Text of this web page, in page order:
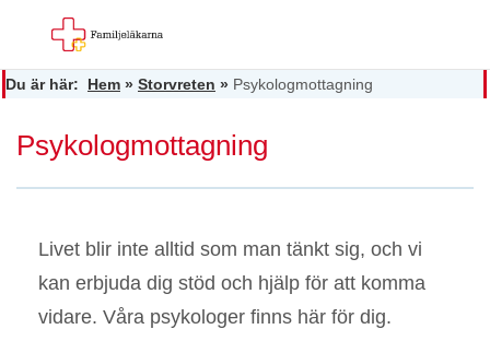
Du är här: Hem » Storvreten » Psykologmottagning
Psykologmottagning
Livet blir inte alltid som man tänkt sig, och vi
kan erbjuda dig stöd och hjälp för att komma
vidare. Våra psykologer finns här för dig.